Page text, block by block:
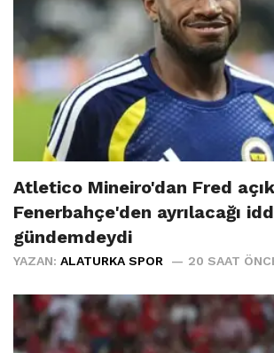
Atletico Mineiro'dan Fred
Fenerbahçe'den ayrılacağı
gündemdeydi
YAZAN: ALATURKA SPOR 20 SAAT